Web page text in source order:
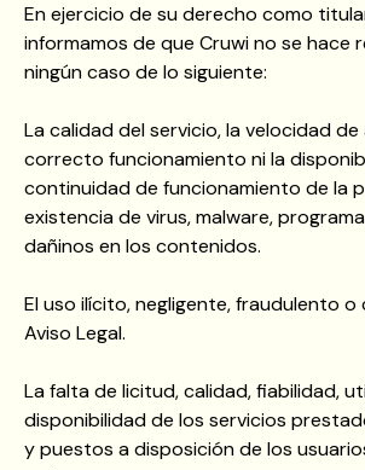
En ejercicio de su derecho como
informamos de que Cruwi no se hace
ningún caso de lo siguiente:
La calidad del servicio, la velocidad de
correcto funcionamiento ni la
continuidad de funcionamiento de la
existencia de virus, malware,
dañinos en los contenidos.
El uso ilícito, negligente, fraudulento
Aviso Legal.
La falta de licitud, calidad, fiabilidad,
disponibilidad de los servicios
y puestos a disposición de los